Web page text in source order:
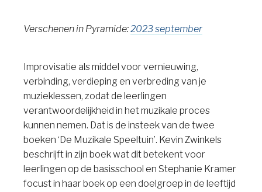
Verschenen in Pyramide:2023 september
Improvisatie als middel voor vernieuwing,
verbinding, verdieping en verbreding van je
muzieklessen, zodat de leerlingen
verantwoordelijkheid in het muzikale proces
kunnen nemen. Dat is de insteek van de twee
boeken ‘De Muzikale Speeltuin’. Kevin Zwinkels
beschrijft in zijn boek wat dit betekent voor
leerlingen op de basisschool en Stephanie Kramer
focust in haar boek op een doelgroep in de leeftijd